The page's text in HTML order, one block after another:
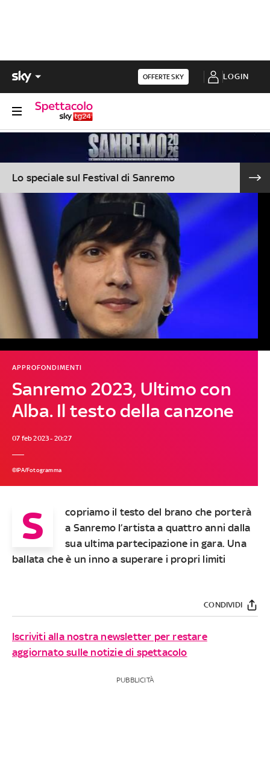
OFFERTE SKY LOGIN
Lo speciale sul Festival di Sanremo
Sanremo 2023, Ultimo con
Alba. Il testo della canzone
APPROFONDIMENTI
07 feb 2023 - 20:27
©IPA/Fotogramma
S
copriamo il testo del brano che porterà
a Sanremo l’artista a quattro anni dalla
sua ultima partecipazione in gara. Una
ballata che è un inno a superare i propri limiti
CONDIVIDI
Iscriviti alla nostra newsletter per restare
aggiornato sulle notizie di spettacolo
PUBBLICITÀ